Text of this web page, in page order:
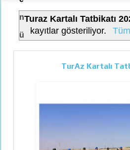
n
ü
Turaz Kartalı Tatbikatı
kayıtlar gösteriliyor.
TurAz Kartalı